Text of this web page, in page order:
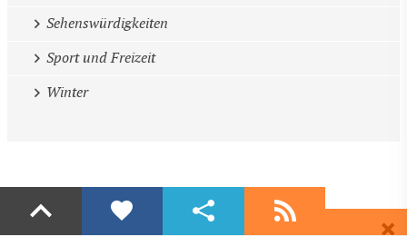
Sehenswürdigkeiten
Sport und Freizeit
Winter
Liken
Teilen
Abonnieren